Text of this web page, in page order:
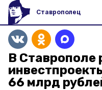
Ставрополец
В Ставрополе
66 млрд